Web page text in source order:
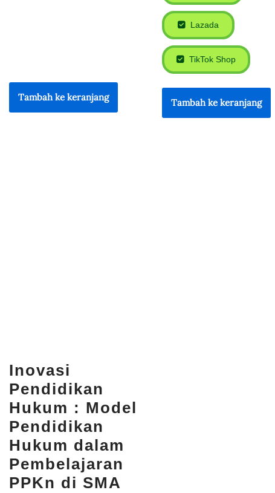
Tambah ke keranjang
Lazada
TikTok Shop
Tambah ke keranjang
Inovasi
Pendidikan
Hukum : Model
Pendidikan
Hukum dalam
Pembelajaran
PPKn di SMA